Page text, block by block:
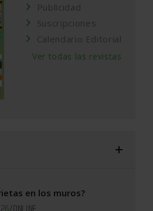
Publicidad
Suscripciones
Calendario Editorial
Ver todas las revistas
en los muros?
/ONLINE